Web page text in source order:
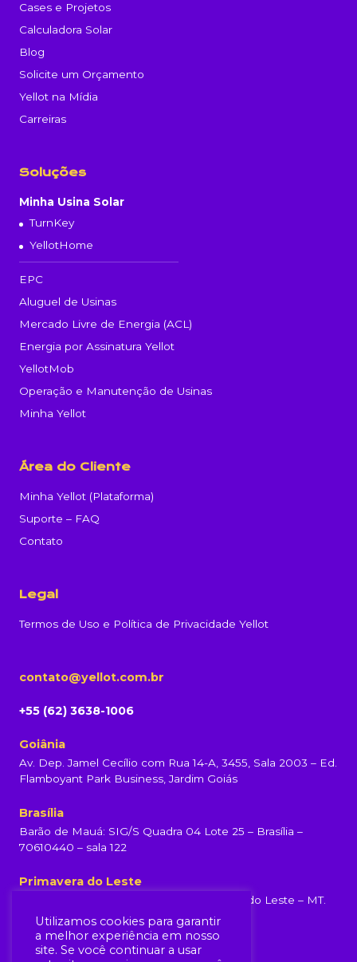
Cases e Projetos
Calculadora Solar
Blog
Solicite um Orçamento
Yellot na Mídia
Carreiras
Soluções
Minha Usina Solar
TurnKey
YellotHome
EPC
Aluguel de Usinas
Mercado Livre de Energia (ACL)
Energia por Assinatura Yellot
YellotMob
Operação e Manutenção de Usinas
Minha Yellot
Área do Cliente
Minha Yellot (Plataforma)
Suporte – FAQ
Contato
Legal
Termos de Uso e Política de Privacidade Yellot
contato@yellot.com.br
+55 (62) 3638-1006
Goiânia
Av. Dep. Jamel Cecílio com Rua 14-A, 3455, Sala 2003 – Ed.
Flamboyant Park Business, Jardim Goiás
Brasília
Barão de Mauá: SIG/S Quadra 04 Lote 25 – Brasília –
70610440 – sala 122
Primavera do Leste
Rua Rondonópolis, 231, Centro, Primavera do Leste – MT.
(65) 99960-6839
Utilizamos cookies para garantir
a melhor experiência em nosso
site. Se você continuar a usar